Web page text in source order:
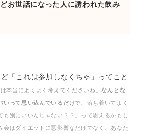
お世話になった人に誘われた飲み
「これは参加しなくちゃ」ってこと
本当によくよく考えてくださいね。なんとな
いって思い込んでいるだけで、落ち着いてよく
も別にいいんじゃない？？」って思えるかもし
会はダイエットに悪影響なだけでなく、あなた